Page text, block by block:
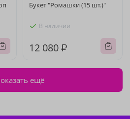
Букет "Ромашки (15 шт.)"
В наличии
12 080 ₽
ещё